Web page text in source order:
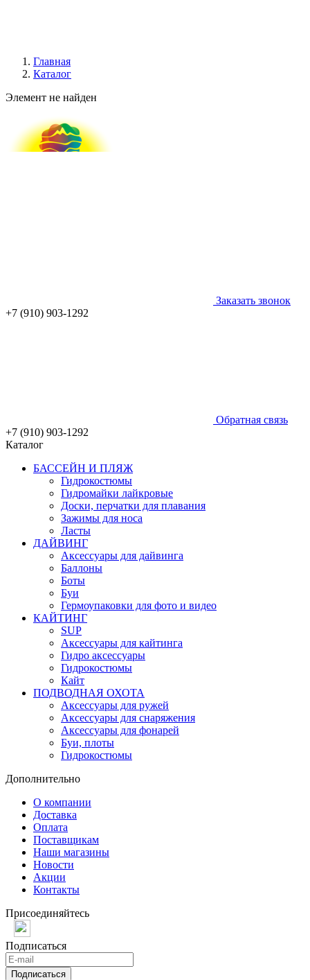
Главная
Каталог
Элемент не найден
Заказать звонок
+7 (910) 903-1292
Обратная связь
+7 (910) 903-1292
Каталог
БАССЕЙН И ПЛЯЖ
Гидрокостюмы
Гидромайки лайкровые
Доски, перчатки для плавания
Зажимы для носа
Ласты
ДАЙВИНГ
Аксессуары для дайвинга
Баллоны
Боты
Буи
Гермоупаковки для фото и видео
КАЙТИНГ
SUP
Аксессуары для кайтинга
Гидро аксессуары
Гидрокостюмы
Кайт
ПОДВОДНАЯ ОХОТА
Аксессуары для ружей
Аксессуары для снаряжения
Аксессуары для фонарей
Буи, плоты
Гидрокостюмы
Дополнительно
О компании
Доставка
Оплата
Поставщикам
Наши магазины
Новости
Акции
Контакты
Присоединяйтесь
Подписаться